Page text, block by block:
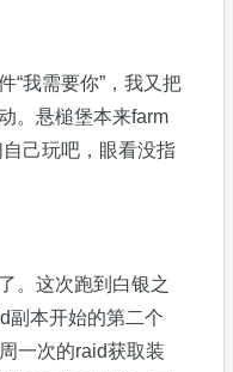
“我需要你”，我又把
。悬槌堡本来farm
己玩吧，眼看没指
。这次跑到白银之
副本开始的第二个
一次的raid获取装